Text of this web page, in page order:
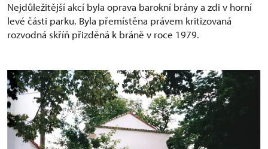
Nejdůležitější akcí byla oprava barokní brány a zdi v horní
levé části parku. Byla přemístěna právem kritizovaná
rozvodná skříň přizděná k bráně v roce 1979.